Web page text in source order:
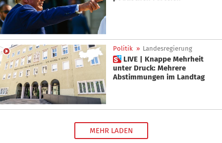
Politik » Landesregierung
 LIVE | Knappe Mehrheit
unter Druck: Mehrere
Abstimmungen im Landtag
MEHR LADEN